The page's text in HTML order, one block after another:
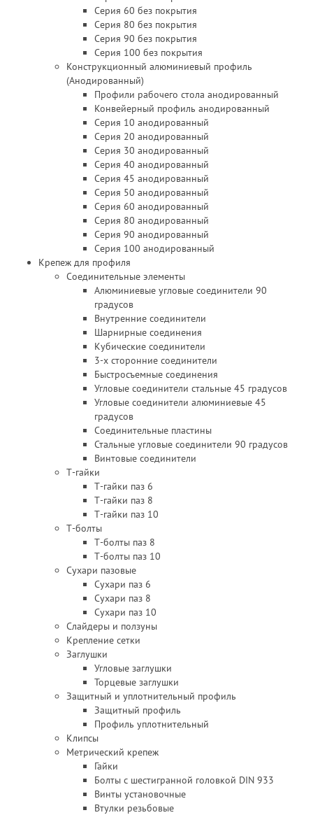
Серия 60 без покрытия
Серия 80 без покрытия
Серия 90 без покрытия
Серия 100 без покрытия
Конструкционный алюминиевый профиль
(Анодированный)
Профили рабочего стола анодированный
Конвейерный профиль анодированный
Серия 10 анодированный
Серия 20 анодированный
Серия 30 анодированный
Серия 40 анодированный
Серия 45 анодированный
Серия 50 анодированный
Серия 60 анодированный
Серия 80 анодированный
Серия 90 анодированный
Серия 100 анодированный
Крепеж для профиля
Соединительные элементы
Алюминиевые угловые соединители 90
градусов
Внутренние соединители
Шарнирные соединения
Кубические соединители
3-х сторонние соединители
Быстросъемные соединения
Угловые соединители стальные 45 градусов
Угловые соединители алюминиевые 45
градусов
Соединительные пластины
Стальные угловые соединители 90 градусов
Винтовые соединители
Т-гайки
Т-гайки паз 6
Т-гайки паз 8
Т-гайки паз 10
Т-болты
Т-болты паз 8
Т-болты паз 10
Сухари пазовые
Сухари паз 6
Сухари паз 8
Сухари паз 10
Слайдеры и ползуны
Крепление сетки
Заглушки
Угловые заглушки
Торцевые заглушки
Защитный и уплотнительный профиль
Защитный профиль
Профиль уплотнительный
Клипсы
Метрический крепеж
Гайки
Болты с шестигранной головкой DIN 933
Винты установочные
Втулки резьбовые